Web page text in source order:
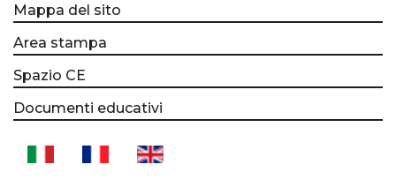
Mappa del sito
Area stampa
Spazio CE
Documenti educativi